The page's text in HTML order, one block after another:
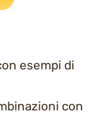
esempi di
con